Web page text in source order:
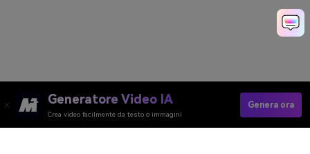
Generatore Video IA
Crea video facilmente da testo o immagini
Genera ora